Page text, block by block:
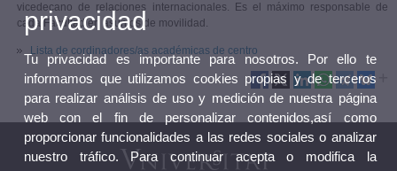
vicedecano de relaciones internacionales. Es el máximo responsable de
cada Facultad en asuntos de movilidad.
Lista de cordinadores/as académicas de centro
privacidad
Tu privacidad es importante para nosotros. Por ello te
informamos que utilizamos cookies propias y de terceros
para realizar análisis de uso y medición de nuestra página
web con el fin de personalizar contenidos,así como
proporcionar funcionalidades a las redes sociales o analizar
nuestro tráfico. Para continuar acepta o modifica la